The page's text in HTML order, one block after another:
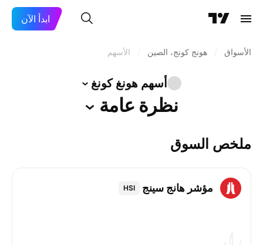
ابدأ الآن
الأسواق هونج كونج، الصين الأسهم
أسهم هونغكونغ
نظرة عامة
ملخص السوق
مؤشر هانج سينج HSI